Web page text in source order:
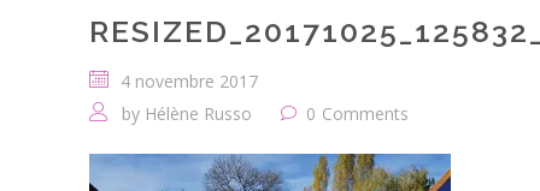
4 novembre 2017
by Hélène Russo 0 Comments